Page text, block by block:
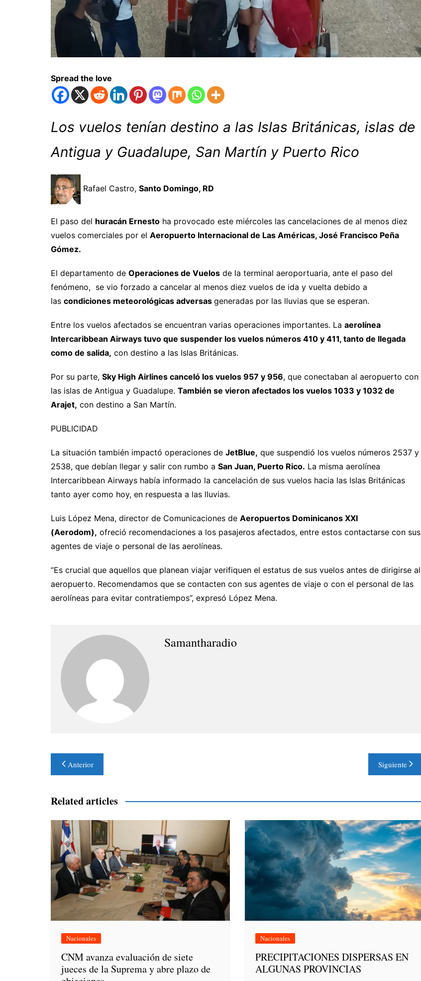
Spread the love
Los vuelos tenían destino a las Islas Británicas, islas de
Antigua y Guadalupe, San Martín y Puerto Rico
Rafael Castro, Santo Domingo, RD
El paso del huracán Ernesto ha provocado este miércoles las cancelaciones de al menos diez
vuelos comerciales por el Aeropuerto Internacional de Las Américas, José Francisco Peña
Gómez.
El departamento de Operaciones de Vuelos de la terminal aeroportuaria, ante el paso del
fenómeno, se vio forzado a cancelar al menos diez vuelos de ida y vuelta debido a
las condiciones meteorológicas adversas generadas por las lluvias que se esperan.
Entre los vuelos afectados se encuentran varias operaciones importantes. La aerolínea
Intercaribbean Airways tuvo que suspender los vuelos números 410 y 411, tanto de llegada
como de salida, con destino a las Islas Británicas.
Por su parte, Sky High Airlines canceló los vuelos 957 y 956, que conectaban al aeropuerto con
las islas de Antigua y Guadalupe. También se vieron afectados los vuelos 1033 y 1032 de
Arajet, con destino a San Martín.
PUBLICIDAD
La situación también impactó operaciones de JetBlue, que suspendió los vuelos números 2537 y
2538, que debían llegar y salir con rumbo a San Juan, Puerto Rico. La misma aerolínea
Intercaribbean Airways había informado la cancelación de sus vuelos hacia las Islas Británicas
tanto ayer como hoy, en respuesta a las lluvias.
Luis López Mena, director de Comunicaciones de Aeropuertos Dominicanos XXI
(Aerodom), ofreció recomendaciones a los pasajeros afectados, entre estos contactarse con sus
agentes de viaje o personal de las aerolíneas.
“Es crucial que aquellos que planean viajar verifiquen el estatus de sus vuelos antes de dirigirse al
aeropuerto. Recomendamos que se contacten con sus agentes de viaje o con el personal de las
aerolíneas para evitar contratiempos”, expresó López Mena.
Samantharadio
Navegación
de
entradas
Anterior Siguiente
Related articles
Nacionales
CNM avanza evaluación de siete
jueces de la Suprema y abre plazo de
Nacionales
PRECIPITACIONES DISPERSAS EN
ALGUNAS PROVINCIAS